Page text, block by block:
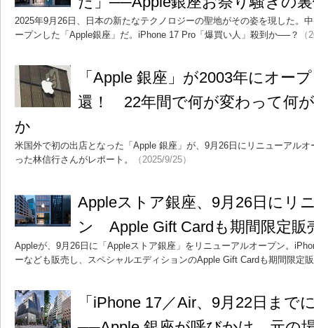
2025年9月26日、日本の新たなテクノロジーの聖地がその姿を現した。
ープンした「Apple銀座」だ。iPhone 17 Pro「爆買い人」殺到か──？
「Apple 銀座」が2003年にオー
還！ 22年間で何が変わって何
か
米国外で初の出店となった「Apple 銀座」が、9月26日にリニューアル
った林信行さんがレポート。
（2025/9/25）
Appleストア銀座、9月26日にリ
ン Apple Gift Cardも期間限定販
Appleが、9月26日に「Appleストア銀座」をリニューアルオープン。
ーなども販売し、スペシャルエディションのApple Gift Cardも期間限定
「iPhone 17／Air、9月22日まで